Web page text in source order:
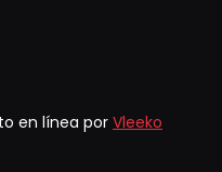
en línea por Vleeko